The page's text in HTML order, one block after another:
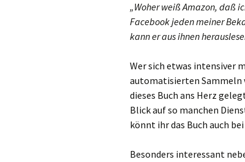
„Woher weiß Amazon, daß
Facebook jeden meiner
kann er aus ihnen
Wer sich etwas intensiver
automatisierten Sammeln
dieses Buch ans Herz
Blick auf so manchen
könnt ihr das Buch auch
Besonders interessant